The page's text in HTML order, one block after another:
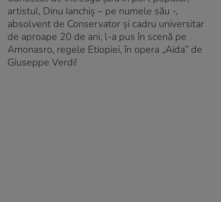
artistul, Dinu Ianchiș – pe numele său -,
absolvent de Conservator și cadru universitar
de aproape 20 de ani, l-a pus în scenă pe
Amonasro, regele Etiopiei, în opera „Aida” de
Giuseppe Verdi!